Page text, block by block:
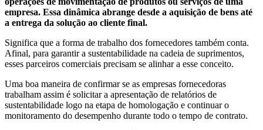
empresa. Essa dinâmica abrange desde a aquisição de bens até
a entrega da solução ao cliente final.
Significa que a forma de trabalho dos fornecedores também conta.
Afinal, para garantir a sustentabilidade na cadeia de suprimentos,
esses parceiros comerciais precisam se alinhar a esse conceito.
Uma boa maneira de confirmar se as empresas fornecedoras
trabalham assim é solicitar a apresentação de relatórios de
sustentabilidade logo na etapa de homologação e continuar o
monitoramento do desempenho durante todo o tempo de contrato.